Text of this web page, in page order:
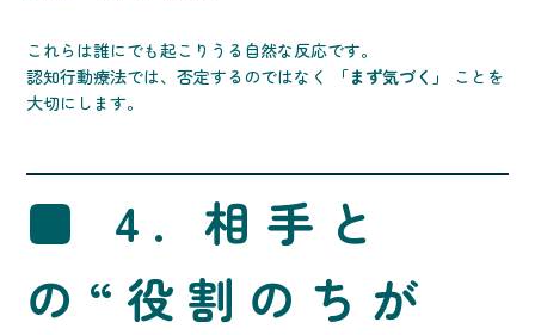
これらは誰にでも起こりうる自然な反応です。
認知行動療法では、否定するのではなく
「まず気づく」
ことを
大切にします。
■ 4. 相手と
の“役割のちが